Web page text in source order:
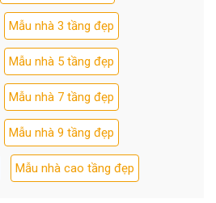
Mẫu nhà 3 tầng đẹp
Mẫu nhà 5 tầng đẹp
Mẫu nhà 7 tầng đẹp
Mẫu nhà 9 tầng đẹp
Mẫu nhà cao tầng đẹp